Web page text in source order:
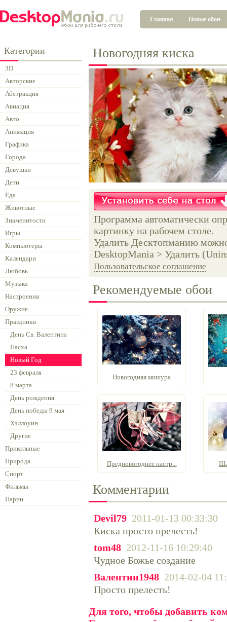
Главная Новые обои
Категории
3D
Авторские
Абстракция
Авиация
Авто
Анимация
Графика
Города
Девушки
Дети
Еда
Животные
Знаменитости
Игры
Компьютеры
Календари
Любовь
Музыка
Настроения
Оружие
Праздники
День Св. Валентина
Пасха
Новый Год
23 февраля
8 марта
День рождения
День победы 9 мая
Хэллоуин
Другие
Прикольные
Природа
Спорт
Фильмы
Парни
Новогодняя киска
Программа автоматически
картинку на рабочем столе.
Удалить Десктопманию
DesktopMania > Удалить
Пользовательское соглашение
Рекомендуемые обои
Новогодняя мишура
Предновогоднее настр...
Комментарии
Devil79 2011-01-13 00:33:30
Киска просто прелесть!
tom48 2012-11-16 10:29:40
Чудное Божье создание
Валентин1948 2014-02-04
Просто прелесть!
Для того, чтобы добавить